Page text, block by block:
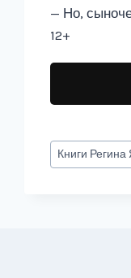
— Но,
12+
Метки
записи:
Книги Регина